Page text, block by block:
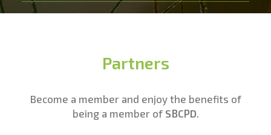
Partners
Become a member and enjoy the benefits of
being a member of SBCPD.